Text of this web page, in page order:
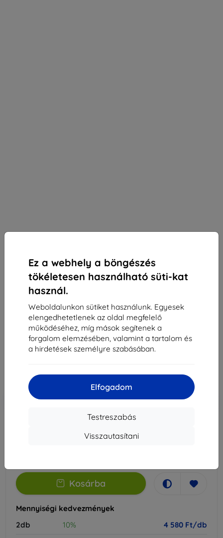
Ez a webhely a böngészés
tökéletesen használható süti-kat
használ.
Weboldalunkon sütiket használunk. Egyesek
elengedhetetlenek az oldal megfelelő
működéséhez, míg mások segítenek a
forgalom elemzésében, valamint a tartalom és
a hirdetések személyre szabásában.
Elfogadom
Testreszabás
Visszautasítani
3mk Silky Matt Privacy védőfólia Realme C75x-hez
Alkalmas: Realme C75x
5 089 Ft
4 580 Ft
Ár ÁFA nelkül3 607 Ft
-10% Kedvezmény kuponnalEXTRA10 Kosárba
Külső raktáron > 5 db
Kosárba
Mennyiségi kedvezmények
2db
10% 4 580 Ft/db